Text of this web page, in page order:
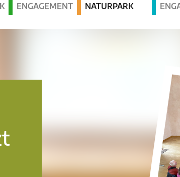
ENGAGEMENT
NATURPARK